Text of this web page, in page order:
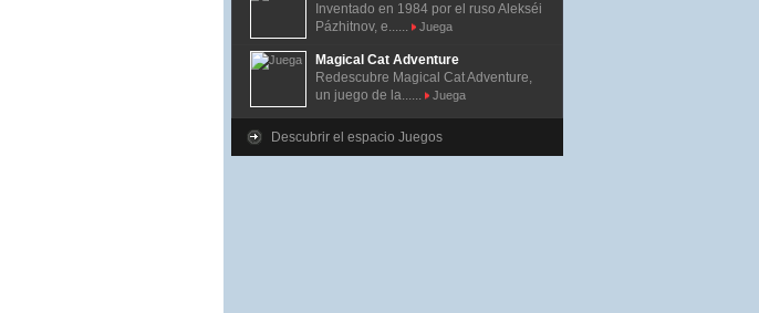
Inventado en 1984 por el ruso Alekséi
Pázhitnov, e......
Juega
Magical Cat Adventure
Redescubre Magical Cat Adventure,
un juego de la......
Juega
Descubrir el espacio Juegos